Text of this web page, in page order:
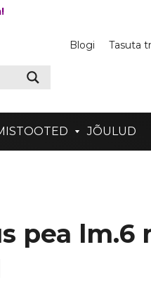
Blogi Tasuta
JÕULUD
pea lm.6